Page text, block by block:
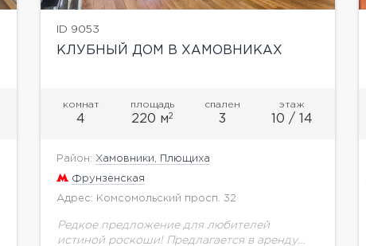
ID 9053
КЛУБНЫЙ ДОМ В ХАМОВНИКАХ
комнат
4
площадь
220 м2
спален
3
этаж
10 / 14
Район: Хамовники, Плющиха
Фрунзенская
Адрес: Комсомольский просп. 32
Редкое предложение для любителей
истиной роскоши! Предлагается в аренду